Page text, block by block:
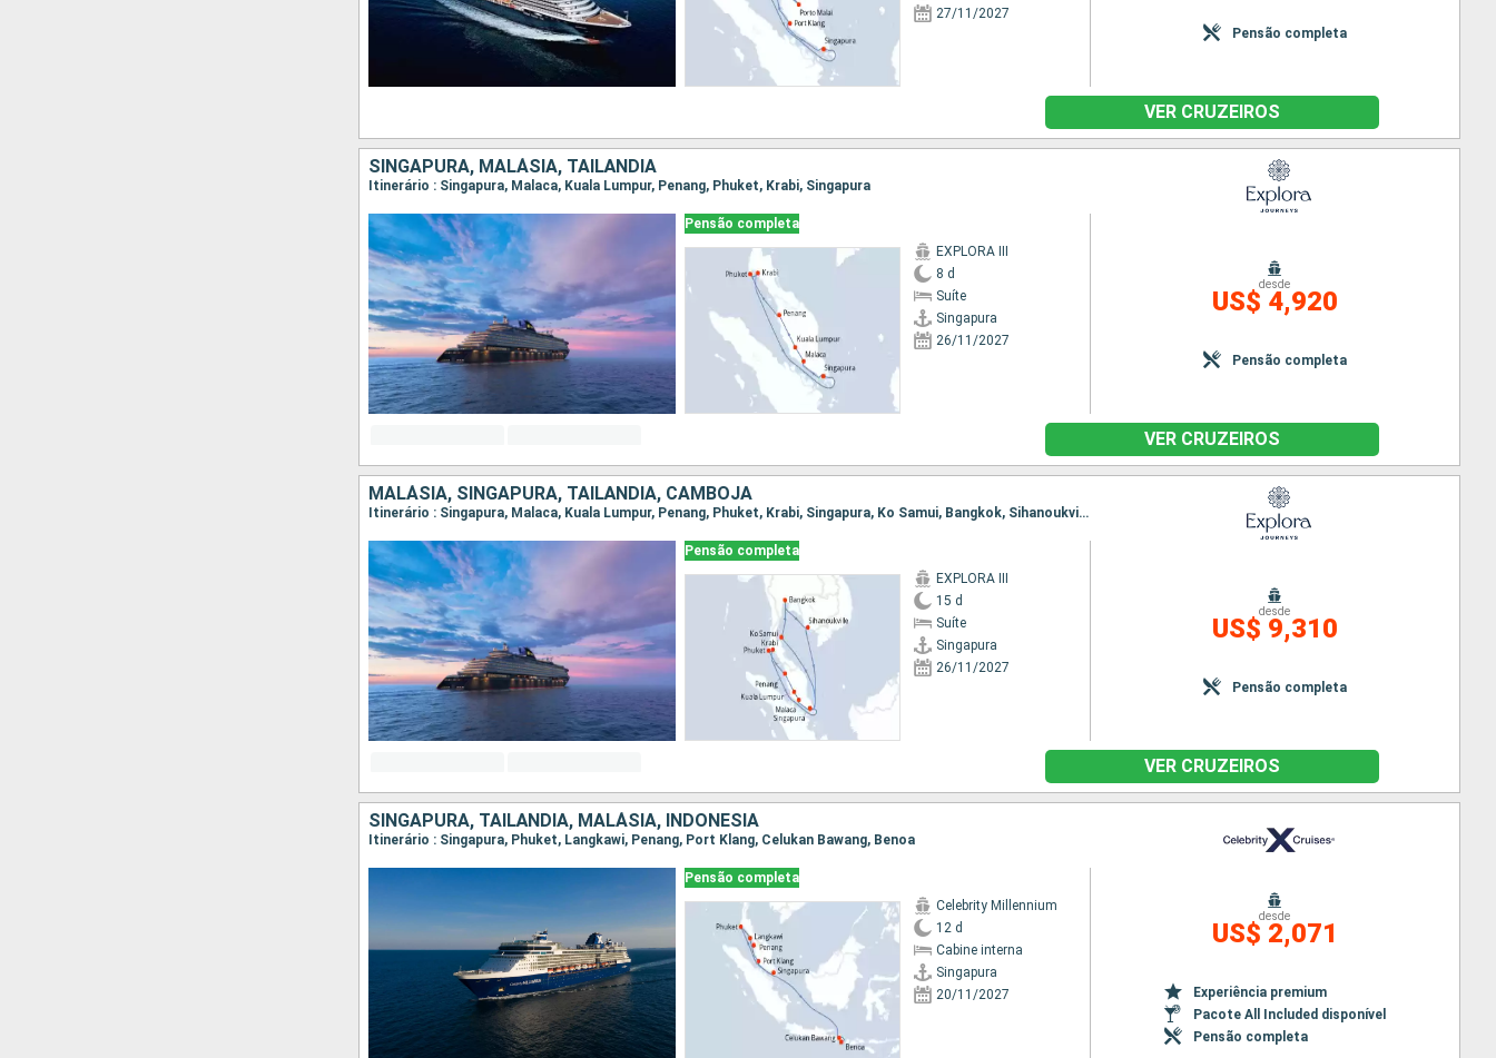
27/11/2027
Pensão completa
VER CRUZEIROS
SINGAPURA, MALÁSIA, TAILÃNDIA
Itinerário : Singapura, Malaca, Kuala Lumpur, Penang, Phuket, Krabi, Singapura
Pensão completa
EXPLORA III
8 d
Suíte
Singapura
26/11/2027
desde
US$ 4,920
Pensão completa
VER CRUZEIROS
MALÁSIA, SINGAPURA, TAILÃNDIA, CAMBOJA
Itinerário : Singapura, Malaca, Kuala Lumpur, Penang, Phuket, Krabi, Singapura, Ko Samui, Bangkok, Sihanoukville, Singapura
Pensão completa
EXPLORA III
15 d
Suíte
Singapura
26/11/2027
desde
US$ 9,310
Pensão completa
VER CRUZEIROS
SINGAPURA, TAILÃNDIA, MALÁSIA, INDONESIA
Itinerário : Singapura, Phuket, Langkawi, Penang, Port Klang, Celukan Bawang, Benoa
Pensão completa
Celebrity Millennium
12 d
Cabine interna
Singapura
20/11/2027
desde
US$ 2,071
Experiência premium
Pacote All Included disponível
Pensão completa